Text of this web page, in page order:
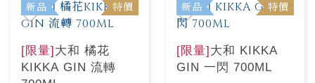
新品 特價
[限量]大和 橘花
KIKKA GIN 流轉
新品 特價
[限量]大和 KIKKA
GIN 一閃 700ML